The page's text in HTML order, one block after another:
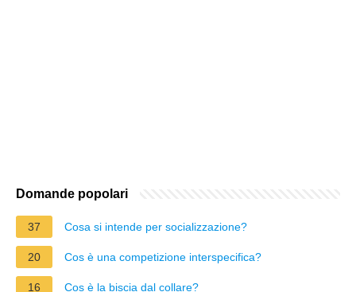
Domande popolari
37 Cosa si intende per socializzazione?
20 Cos è una competizione interspecifica?
16 Cos è la biscia dal collare?